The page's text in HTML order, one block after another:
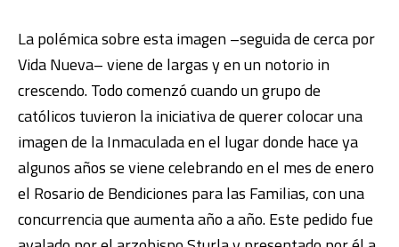
La polémica sobre esta imagen –seguida de cerca por
Vida Nueva– viene de largas y en un notorio in
crescendo. Todo comenzó cuando un grupo de
católicos tuvieron la iniciativa de querer colocar una
imagen de la Inmaculada en el lugar donde hace ya
algunos años se viene celebrando en el mes de enero
el Rosario de Bendiciones para las Familias, con una
concurrencia que aumenta año a año. Este pedido fue